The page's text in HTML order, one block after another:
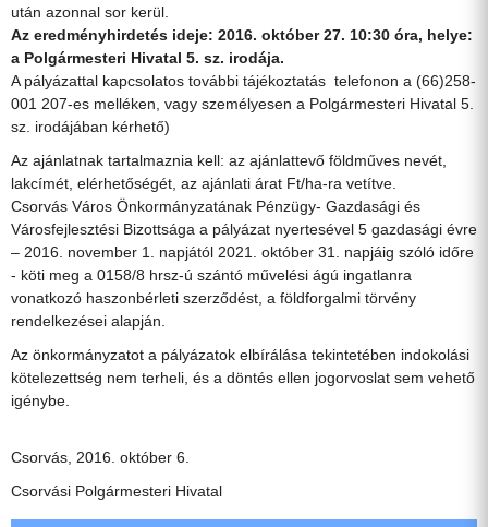
után azonnal sor kerül.
Az eredményhirdetés ideje: 2016. október 27. 10:30 óra, helye:
a Polgármesteri Hivatal 5. sz. irodája.
A pályázattal kapcsolatos további tájékoztatás telefonon a (66)258-
001 207-es melléken, vagy személyesen a Polgármesteri Hivatal 5.
sz. irodájában kérhető)
Az ajánlatnak tartalmaznia kell: az ajánlattevő földműves nevét,
lakcímét, elérhetőségét, az ajánlati árat Ft/ha-ra vetítve.
Csorvás Város Önkormányzatának Pénzügy- Gazdasági és
Városfejlesztési Bizottsága a pályázat nyertesével 5 gazdasági évre
– 2016. november 1. napjától 2021. október 31. napjáig szóló időre
- köti meg a 0158/8 hrsz-ú szántó művelési ágú ingatlanra
vonatkozó haszonbérleti szerződést, a földforgalmi törvény
rendelkezései alapján.
Az önkormányzatot a pályázatok elbírálása tekintetében indokolási
kötelezettség nem terheli, és a döntés ellen jogorvoslat sem vehető
igénybe.
Csorvás, 2016. október 6.
Csorvási Polgármesteri Hivatal